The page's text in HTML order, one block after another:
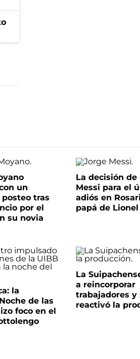
un
tras
por el
su novia
La decisión
Messi para el
adiós en
papá de Lionel
la
de las
foco en el
La
a reincorporar
trabajadores y
reactivó la